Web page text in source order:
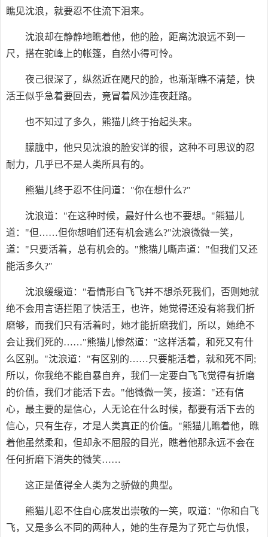
瞧见沈浪，就要忍不住流下泪来。
沈浪却在静静地瞧着他，他的脸，距离沈浪远不到一
尺，搭在驼峰上的帐篷，自然小得可怜。
夜己很深了，纵然近在飓尺的脸，也渐渐瞧不清楚，快
活王似乎急着要回去，竟冒着风沙连夜赶路。
也不知过了多久，熊猫儿终于抬起头来。
朦胧中，他只见沈浪的脸安详的很，这种不可思议的忍
耐力，几乎已不是人类所具有的。
熊猫儿终于忍不住问道："你在想什么?"
沈浪道："在这种时候，最好什么也不要想。"熊猫儿
道："但……但你想咱们还有机会逃么?"沈浪微微一笑，
道："只要活着，总有机会的。"熊猫儿嘶声道："但我们又还
能活多久?"
沈浪缓缓道："看情形白飞飞并不想杀死我们，否则她就
绝不会用言语拦阻了快活王，也许，她觉得还没有将我们折
磨够，而我们只有活着时，她才能折磨我们，所以，她绝不
会让我们死的……"熊猫儿惨然道："这样活着，和死又有什
么区别。"沈浪道："有区别的……只要能活着，就和死不同;
所以，你我绝不能自暴自弃，我们一定要白飞飞觉得有折磨
的价值，我们才能活下去。"他微微一笑，接道："还有信
心，最主要的是信心，人无论在什么时候，都要有活下去的
信心，只有生存，才是人类真正的价值。"熊猫儿瞧着他，瞧
着他虽然柔和，但却永不屈服的目光，瞧着他那永远不会在
任何折磨下消失的微笑……
这正是值得全人类为之骄做的典型。
熊猫儿忍不住自心底发出崇敬的一笑，叹道："你和白飞
飞，又是多么不同的两种人，她的生存是为了死亡与仇恨，